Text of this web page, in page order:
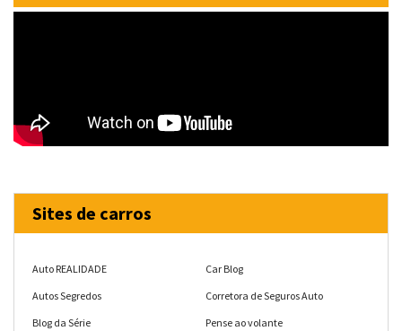
Sites de carros
Auto REALIDADE
Autos Segredos
Blog da Série
Car Blog
Corretora de Seguros Auto
Pense ao volante